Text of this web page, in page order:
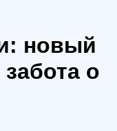
новый
о